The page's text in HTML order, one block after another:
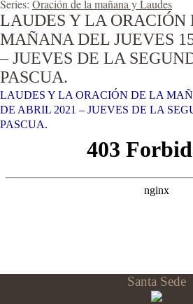
Series: Oración de la mañana y Laudes
LAUDES Y LA ORACIÓN
MAÑANA DEL JUEVES
– JUEVES DE LA
PASCUA.
LAUDES Y LA ORACIÓN DE LA
DE ABRIL 2021 – JUEVES DE LA
PASCUA.
Santa Sede